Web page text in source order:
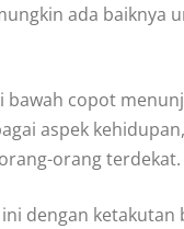
ada
copot
aspek
orang terdekat.
dengan ketakutan